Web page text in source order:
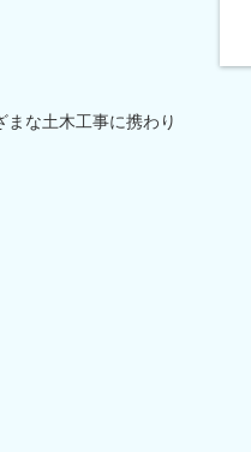
な土木工事に携わり